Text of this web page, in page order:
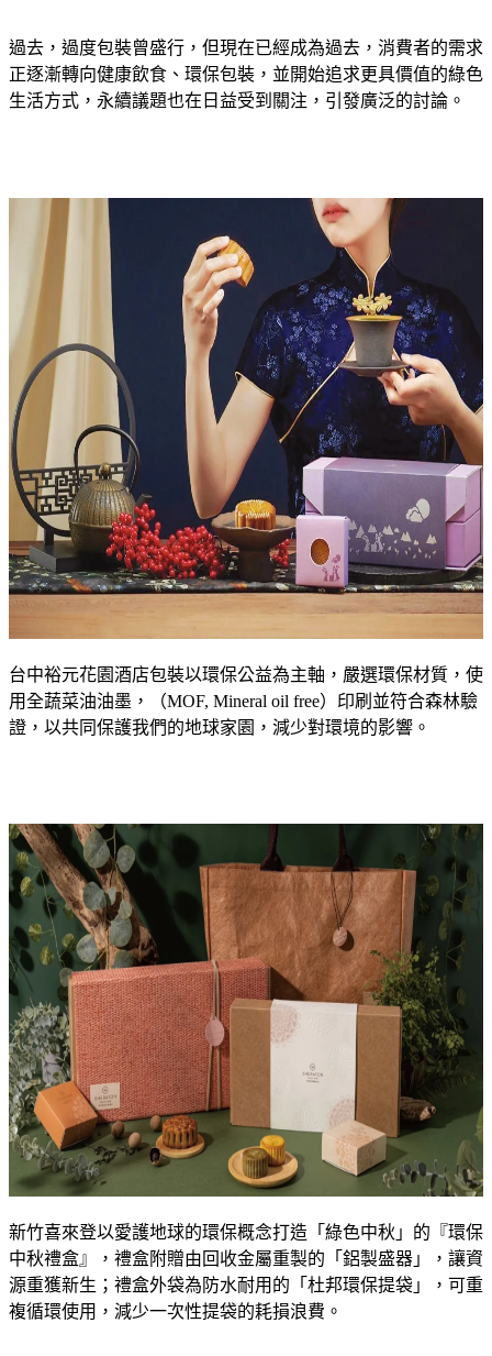
過去，過度包裝曾盛行，但現在已經成為過去，消費者的需求
正逐漸轉向健康飲食、環保包裝，並開始追求更具價值的綠色
生活方式，永續議題也在日益受到關注，引發廣泛的討論。
台中裕元花園酒店包裝以環保公益為主軸，嚴選環保材質，使
用全蔬菜油油墨，（MOF, Mineral oil free）印刷並符合森林驗
證，以共同保護我們的地球家園，減少對環境的影響。
新竹喜來登以愛護地球的環保概念打造「綠色中秋」的『環保
中秋禮盒』，禮盒附贈由回收金屬重製的「鋁製盛器」，讓資
源重獲新生；禮盒外袋為防水耐用的「杜邦環保提袋」，可重
複循環使用，減少一次性提袋的耗損浪費。